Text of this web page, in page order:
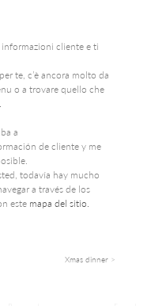
cliente e ti
te, c’è ancora molto da
o a trovare quello che
a
de cliente y me
todavía hay mucho
a través de los
este mapa del sitio.
Xmas dinner